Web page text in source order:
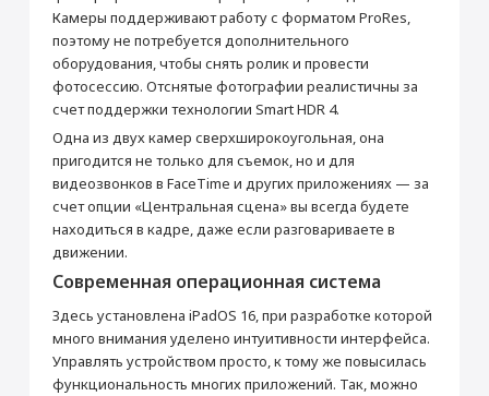
Камеры поддерживают работу с форматом ProRes,
поэтому не потребуется дополнительного
оборудования, чтобы снять ролик и провести
фотосессию. Отснятые фотографии реалистичны за
счет поддержки технологии Smart HDR 4.
Одна из двух камер сверхширокоугольная, она
пригодится не только для съемок, но и для
видеозвонков в FaceTime и других приложениях — за
счет опции «Центральная сцена» вы всегда будете
находиться в кадре, даже если разговариваете в
движении.
Современная операционная система
Здесь установлена iPadOS 16, при разработке которой
много внимания уделено интуитивности интерфейса.
Управлять устройством просто, к тому же повысилась
функциональность многих приложений. Так, можно
Фронтальная камера (Мп)
Питание
Время работы (ч)
Время работы в интернете через Wi-Fi
(ч)
Дисплей
Диагональ (дюйм)
11
Яркость (кд/м2)
Тип дисплея
Liquid Retina
Разрешение (пикс)
Число пикселей на дюйм (PPI)
Сенсорный дисплей
Да
Тип сенсорного дисплея
Ёмкостный
Поддержка Multitouch